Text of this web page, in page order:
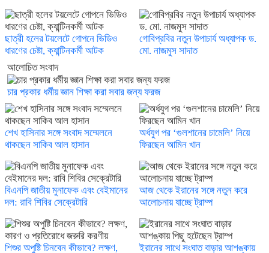
ছাত্রী হলের টয়লেটে গোপনে ভিডিও
ধারণের চেষ্টা, ক্যান্টিনকর্মী আটক
গোবিপ্রবির নতুন উপাচার্য অধ্যাপক ড.
মো. নাজমুস সাদাত
আলোচিত সংবাদ
চার প্রকার ধর্মীয় জ্ঞান শিক্ষা করা সবার জন্য ফরজ
শেখ হাসিনার সঙ্গে সংবাদ সম্মেলনে
থাকছেন সাকিব আল হাসান
অর্ধযুগ পর ‘গুলশানের চামেলি’ নিয়ে
ফিরছেন আমিন খান
বিএনপি জাতীয় মুনাফেক এবং বেইমানের
দল: রাবি শিবির সেক্রেটারি
আজ থেকে ইরানের সঙ্গে নতুন করে
আলোচনায় যাচ্ছে ট্রাম্প
শিশুর অপুষ্টি চিনবেন কীভাবে? লক্ষণ,
ইরানের সাথে সংঘাত বাড়ার আশঙ্কায়